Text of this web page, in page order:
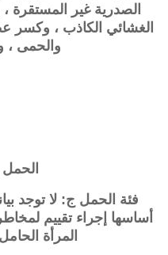
الصدرية غير المستقرة
الغشائي الكاذب ، وكسر
والحمى ،
فئة الحمل ج: لا توجد
أساسها إجراء تقييم
المرأة